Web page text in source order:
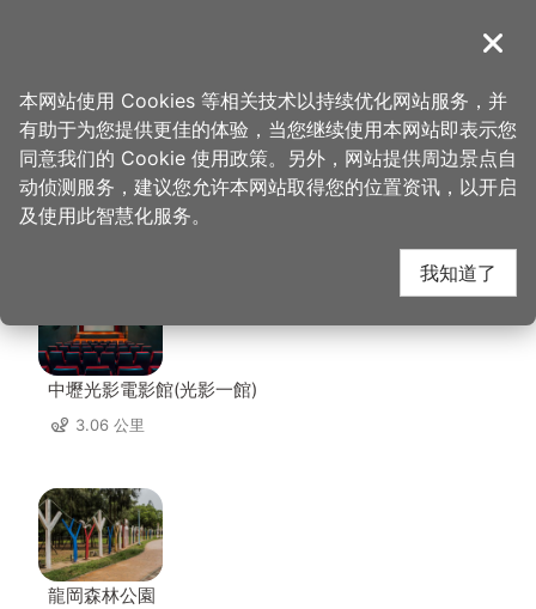
導覽
首页 > 想去的地方 > 美食、购物 > 三阳食品
三阳食品 周边景点
中壢光影電影館(光影一館)
3.06 公里
龍岡森林公園
关闭
本网站使用 Cookies 等相关技术以持续优化网站服务，并
有助于为您提供更佳的体验，当您继续使用本网站即表示您
同意我们的 Cookie 使用政策。另外，网站提供周边景点自
动侦测服务，建议您允许本网站取得您的位置资讯，以开启
及使用此智慧化服务。
我知道了